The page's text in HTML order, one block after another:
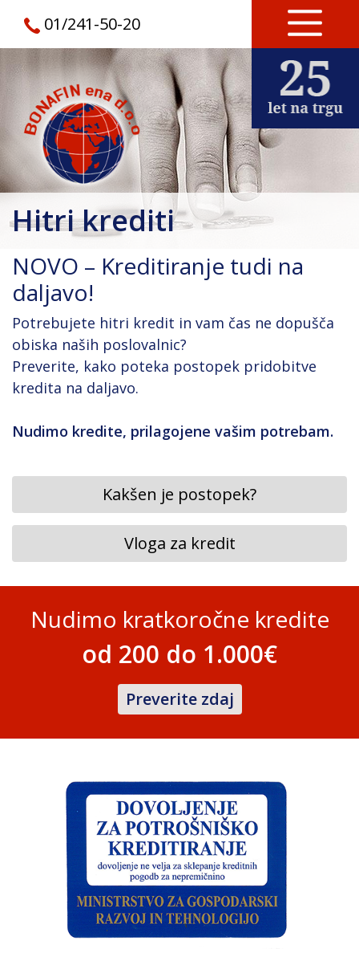
01/241-50-20
Hitri krediti
NOVO – Kreditiranje tudi na
daljavo!
Potrebujete hitri kredit in vam čas ne dopušča
obiska naših poslovalnic?
Preverite, kako poteka postopek pridobitve
kredita na daljavo.
Nudimo kredite, prilagojene vašim potrebam.
Kakšen je postopek?
Vloga za kredit
Nudimo kratkoročne kredite
od 200 do 1.000€
Preverite zdaj